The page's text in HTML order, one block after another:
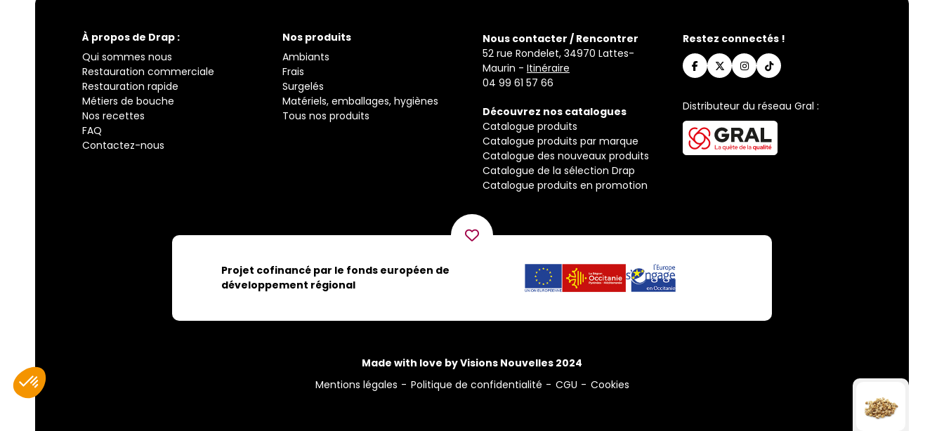
À propos de Drap :
Qui sommes nous
Restauration commerciale
Restauration rapide
Métiers de bouche
Nos recettes
FAQ
Contactez-nous
Nos produits
Ambiants
Frais
Surgelés
Matériels, emballages, hygiènes
Tous nos produits
Nous contacter / Rencontrer
52 rue Rondelet, 34970 Lattes-
Maurin - Itinéraire
04 99 61 57 66
Découvrez nos catalogues
Catalogue produits
Catalogue produits par marque
Catalogue des nouveaux produits
Catalogue de la sélection Drap
Catalogue produits en promotion
Restez connectés !
Distributeur du réseau Gral :
Projet cofinancé par le fonds européen de
développement régional
Made with love by Visions Nouvelles 2024
Mentions légales
Politique de confidentialité CGU Cookies